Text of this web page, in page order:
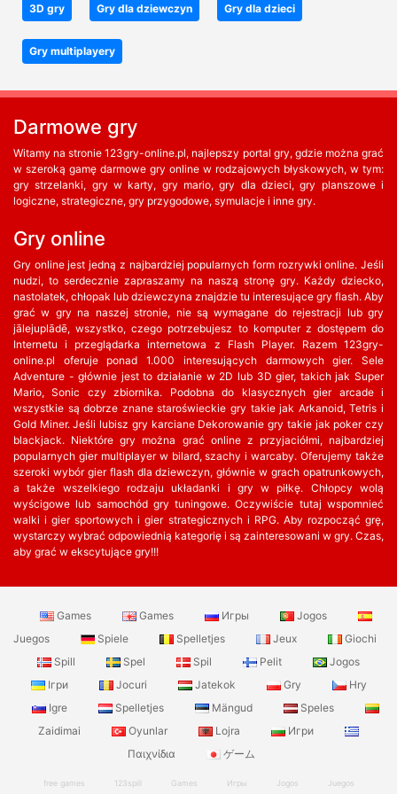
3D gry Gry dla dziewczyn Gry dla dzieci
Gry multiplayery
Darmowe gry
Witamy na stronie 123gry-online.pl, najlepszy portal gry, gdzie można grać
w szeroką gamę darmowe gry online w rodzajowych błyskowych, w tym:
gry strzelanki, gry w karty, gry mario, gry dla dzieci, gry planszowe i
logiczne, strategiczne, gry przygodowe, symulacje i inne gry.
Gry online
Gry online jest jedną z najbardziej popularnych form rozrywki online. Jeśli
nudzi, to serdecznie zapraszamy na naszą stronę gry. Każdy dziecko,
nastolatek, chłopak lub dziewczyna znajdzie tu interesujące gry flash. Aby
grać w gry na naszej stronie, nie są wymagane do rejestracji lub gry
jālejuplādē, wszystko, czego potrzebujesz to komputer z dostępem do
Internetu i przeglądarka internetowa z Flash Player. Razem 123gry-
online.pl oferuje ponad 1.000 interesujących darmowych gier. Sele
Adventure - głównie jest to działanie w 2D lub 3D gier, takich jak Super
Mario, Sonic czy zbiornika. Podobna do klasycznych gier arcade i
wszystkie są dobrze znane staroświeckie gry takie jak Arkanoid, Tetris i
Gold Miner. Jeśli lubisz gry karciane Dekorowanie gry takie jak poker czy
blackjack. Niektóre gry można grać online z przyjaciółmi, najbardziej
popularnych gier multiplayer w bilard, szachy i warcaby. Oferujemy także
szeroki wybór gier flash dla dziewczyn, głównie w grach opatrunkowych,
a także wszelkiego rodzaju układanki i gry w piłkę. Chłopcy wolą
wyścigowe lub samochód gry tuningowe. Oczywiście tutaj wspomnieć
walki i gier sportowych i gier strategicznych i RPG. Aby rozpocząć grę,
wystarczy wybrać odpowiednią kategorię i są zainteresowani w gry. Czas,
aby grać w ekscytujące gry!!!
Games Games Игры
Jogos
Juegos
Spiele Spelletjes Jeux
Giochi
Spill
Spel Spil Pelit
Jogos
Ігри
Jocuri Jatekok Gry
Hry
Igre
Spelletjes Mängud
Speles
Zaidimai
Oyunlar Lojra
Игри
Παιχνίδια
ゲーム
free games 123spill Games Игры Jogos Juegos